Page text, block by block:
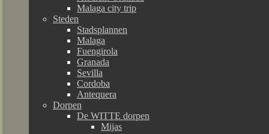
Malaga city trip
Steden
Stadsplannen
Malaga
Fuengirola
Granada
Sevilla
Cordoba
Antequera
Dorpen
De WITTE dorpen
Mijas